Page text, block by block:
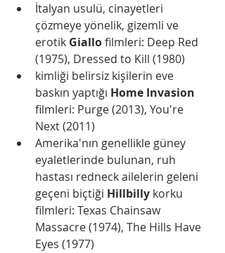
İtalyan usulü, cinayetleri
çözmeye yönelik, gizemli ve
erotik Giallo filmleri: Deep Red
(1975), Dressed to Kill (1980)
kimliği belirsiz kişilerin eve
baskın yaptığı Home Invasion
filmleri: Purge (2013), You're
Next (2011)
Amerika'nın genellikle güney
eyaletlerinde bulunan, ruh
hastası redneck ailelerin geleni
geçeni biçtiği Hillbilly korku
filmleri: Texas Chainsaw
Massacre (1974), The Hills Have
Eyes (1977)